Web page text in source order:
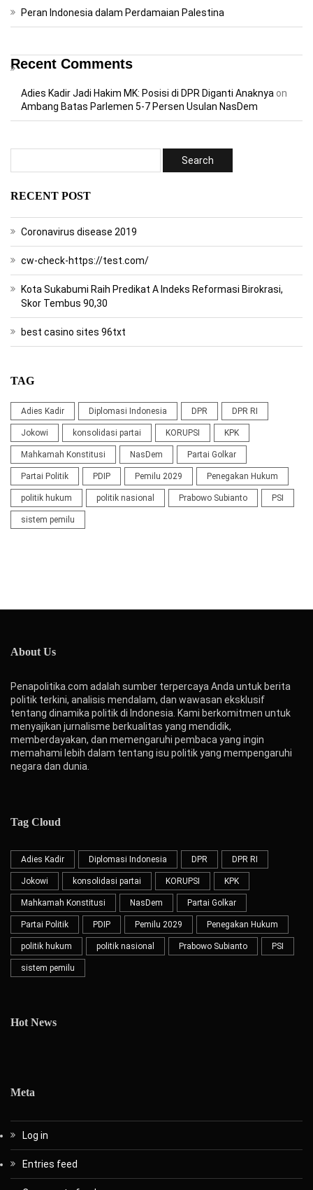
Peran Indonesia dalam Perdamaian Palestina
Recent Comments
Adies Kadir Jadi Hakim MK: Posisi di DPR Diganti Anaknya on
Ambang Batas Parlemen 5-7 Persen Usulan NasDem
RECENT POST
Coronavirus disease 2019
cw-check-https://test.com/
Kota Sukabumi Raih Predikat A Indeks Reformasi Birokrasi,
Skor Tembus 90,30
best casino sites 96txt
TAG
Adies Kadir Diplomasi Indonesia DPR DPR RI
Jokowi konsolidasi partai KORUPSI KPK
Mahkamah Konstitusi NasDem Partai Golkar
Partai Politik PDIP Pemilu 2029 Penegakan Hukum
politik hukum politik nasional Prabowo Subianto PSI
sistem pemilu
About Us
Penapolitika.com adalah sumber terpercaya Anda untuk berita
politik terkini, analisis mendalam, dan wawasan eksklusif
tentang dinamika politik di Indonesia. Kami berkomitmen untuk
menyajikan jurnalisme berkualitas yang mendidik,
memberdayakan, dan memengaruhi pembaca yang ingin
memahami lebih dalam tentang isu politik yang mempengaruhi
negara dan dunia.
Tag Cloud
Adies Kadir Diplomasi Indonesia DPR DPR RI
Jokowi konsolidasi partai KORUPSI KPK
Mahkamah Konstitusi NasDem Partai Golkar
Partai Politik PDIP Pemilu 2029 Penegakan Hukum
politik hukum politik nasional Prabowo Subianto PSI
sistem pemilu
Hot News
Meta
Log in
Entries feed